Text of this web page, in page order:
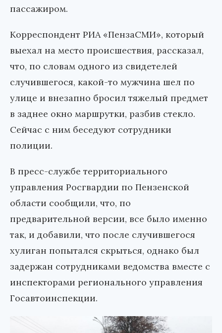
пассажиром.
Корреспондент РИА «ПензаСМИ», который
выехал на место происшествия, рассказал,
что, по словам одного из свидетелей
случившегося, какой-то мужчина шел по
улице и внезапно бросил тяжелый предмет
в заднее окно маршрутки, разбив стекло.
Сейчас с ним беседуют сотрудники
полиции.
В пресс-службе территориального
управления Росгвардии по Пензенской
области сообщили, что, по
предварительной версии, все было именно
так, и добавили, что после случившегося
хулиган попытался скрыться, однако был
задержан сотрудниками ведомства вместе с
инспекторами регионального управления
Госавтоинспекции.